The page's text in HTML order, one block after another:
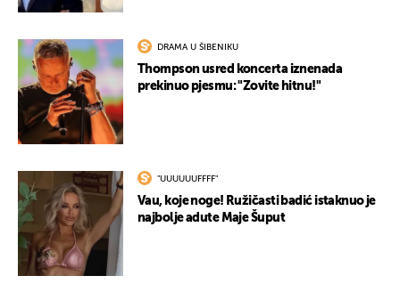
DRAMA U ŠIBENIKU
Thompson usred koncerta iznenada
prekinuo pjesmu: "Zovite hitnu!"
"UUUUUUFFFF"
Vau, koje noge! Ružičasti badić istaknuo je
najbolje adute Maje Šuput